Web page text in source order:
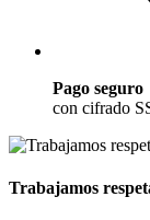
Pago seguro
con cifrado
Trabajamos